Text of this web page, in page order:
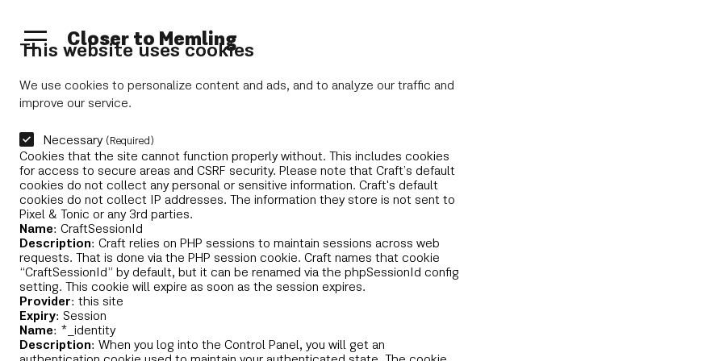
This website uses cookies
We use cookies to personalize content and ads, and to analyze our traffic and
improve our service.
Necessary (Required)
Cookies that the site cannot function properly without. This includes cookies
for access to secure areas and CSRF security. Please note that Craft’s default
cookies do not collect any personal or sensitive information. Craft's default
cookies do not collect IP addresses. The information they store is not sent to
Pixel & Tonic or any 3rd parties.
Name: CraftSessionId
Description: Craft relies on PHP sessions to maintain sessions across web
requests. That is done via the PHP session cookie. Craft names that cookie
“CraftSessionId” by default, but it can be renamed via the phpSessionId config
setting. This cookie will expire as soon as the session expires.
Provider: this site
Expiry: Session
Name: *_identity
Description: When you log into the Control Panel, you will get an
Closer to Memling